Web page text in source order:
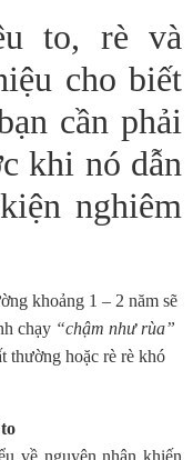
to, rè và
cho biết
cần phải
khi nó dẫn
nghiêm
khoảng 1 – 2 năm sẽ
chạy “chậm như rùa”
thường hoặc rè rè khó
về nguyên nhân khiến